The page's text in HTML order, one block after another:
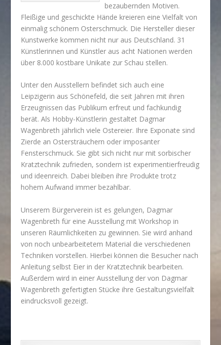
bezaubernden Motiven.
Fleißige und geschickte Hände kreieren eine Vielfalt von
einmalig schönem Osterschmuck. Die Hersteller dieser
Kunstwerke kommen nicht nur aus Deutschland. 31
Künstlerinnen und Künstler aus acht Nationen werden
über 8.000 kostbare Unikate zur Schau stellen.
Unter den Ausstellern befindet sich auch eine
Leipzigerin aus Schönefeld, die seit Jahren mit ihren
Erzeugnissen das Publikum erfreut und fachkundig
berät. Als Hobby-Künstlerin gestaltet Dagmar
Wagenbreth jährlich viele Ostereier. Ihre Exponate sind
Zierde an Ostersträuchern oder imposanter
Fensterschmuck. Sie gibt sich nicht nur mit sorbischer
Kratztechnik zufrieden, sondern ist experimentierfreudig
und ideenreich. Dabei bleiben ihre Produkte trotz
hohem Aufwand immer bezahlbar.
Unserem Bürgerverein ist es gelungen, Dagmar
Wagenbreth für eine Ausstellung mit Workshop in
unseren Räumlichkeiten zu gewinnen. Sie wird anhand
von noch unbearbeitetem Material die verschiedenen
Techniken vorstellen. Hierbei können die Besucher nach
Anleitung selbst Eier in der Kratztechnik bearbeiten.
Außerdem wird in einer Ausstellung der von Dagmar
Wagenbreth gefertigten Stücke ihre Gestaltungsvielfalt
eindrucksvoll gezeigt.